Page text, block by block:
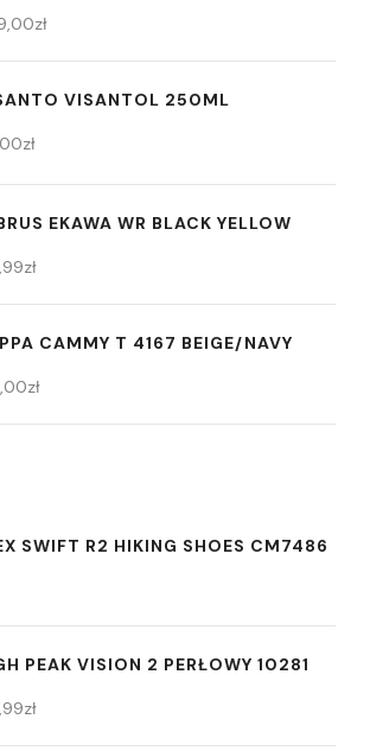
zł
VISANTOL 250ML
zł
EKAWA WR BLACK YELLOW
zł
CAMMY T 4167 BEIGE/NAVY
zł
SWIFT R2 HIKING SHOES CM7486
PEAK VISION 2 PERŁOWY 10281
zł